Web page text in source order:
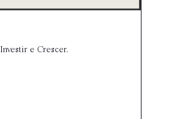
Investir e Crescer.